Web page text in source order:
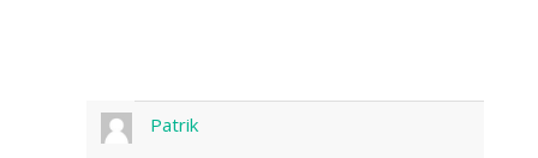
Patrik